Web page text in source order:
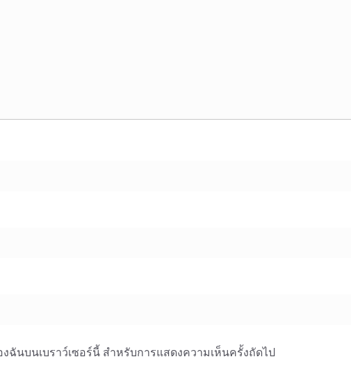
ฉันบนเบราว์เซอร์นี้ สำหรับการแสดงความเห็นครั้งถัดไป